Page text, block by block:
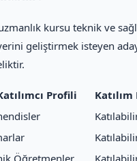
kursu teknik ve
geliştirmek isteyen
Profili
Öğretmenler